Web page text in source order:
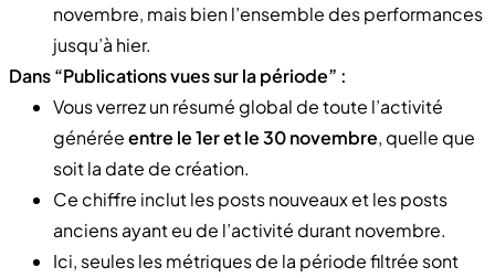
novembre, mais bien l’ensemble des performances
jusqu’à hier.
Dans “Publications vues sur la période” :
Vous verrez un résumé global de toute l’activité
généréeentre le 1er et le 30 novembre, quelle que
soit la date de création.
Ce chiffre inclut les posts nouveaux et les posts
anciens ayant eu de l’activité durant novembre.
Ici, seules les métriques de la période filtrée sont